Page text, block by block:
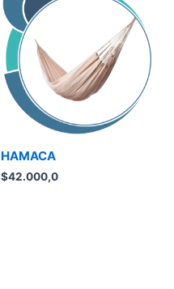
HAMACA
$42.000,0